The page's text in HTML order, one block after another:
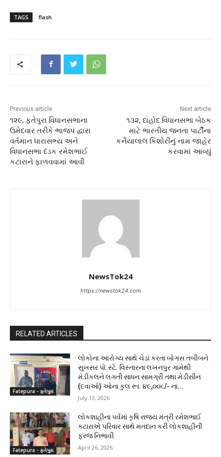
TAGS flash
Previous article
૧૨૯, ફતેપુરા વિધાનસભાના
ઉમેદવાર તરીકે ભાજપ દ્વારા
વર્તમાન ધારાસભ્ય અને
વિધાનસભા દંડક રમેશભાઈ
કટારાને ફાળવવામાં આવી
Next article
૧૩૨, દાહોદ વિધાનસભા બેઠક
માટે ભારતીય જનતા પાર્ટીના
કનૈયાલાલ કિશોરીનું નામ જાહેર
કરવામાં આવ્યું
NewsTok24
https://newstok24.com
RELATED ARTICLES
Fatepura - ફતેપુરા
લોકોના આરોગ્ય સાથે ચેડાં કરતા બોગસ તબીબને
સુખસર પો.સ્ટે. વિસ્તારના લખનપુર ગામેથી
મેડીકલને લગતી સાધન સામગ્રી તથા મેડીસીન
(દવાઓ) ઓના કુલ રૂા. ૪૯,૦૦૬/- ના...
July 13, 2026
Fatepura - ફતેપુરા
લોકશાહીના પર્વમાં કૃષિ રાજ્ય મંત્રી રમેશભાઈ
કટારાએ પરિવાર સાથે મતદાન કરી લોકશાહીની
ફરજ નિભાવી
April 26, 2026